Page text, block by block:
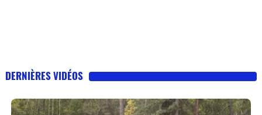
DERNIÈRES VIDÉOS